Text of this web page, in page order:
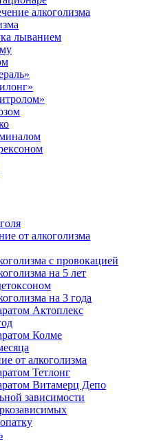
алкоголизма
лыванием
от алкоголизма
с провокацией
на 5 лет
на 3 года
Актоплекс
Колме
от алкоголизма
Тетлонг
Витамерц Депо
зависимости